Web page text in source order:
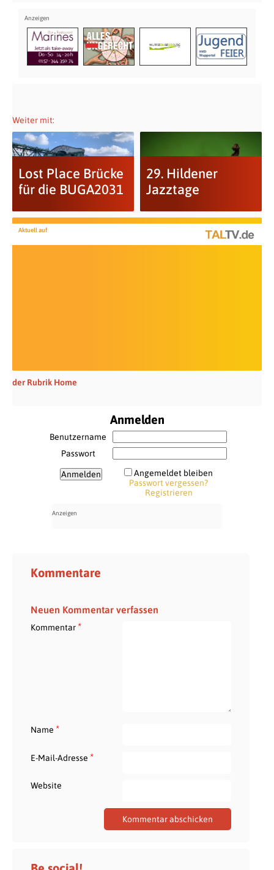
Weiter mit:
Lost Place Brücke
für die BUGA2031
29. Hildener
Jazztage
Aktuell auf
der Rubrik Home
Anmelden
Benutzername
Passwort
Angemeldet bleiben
Passwort vergessen?
Registrieren
Kommentare
Neuen Kommentar verfassen
Kommentar*
Name *
E-Mail-Adresse *
Website